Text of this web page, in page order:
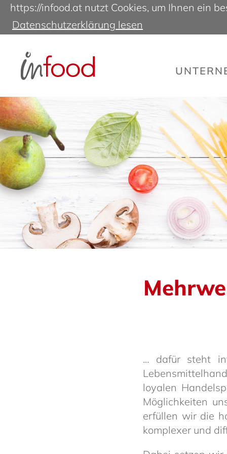
https://infood.at nutzt Cookies, um Ihnen ein
Datenschutzerklärung lesen
... dafür steht
loyalen
Möglich­keiten
erfüllen wir die
komplexer und